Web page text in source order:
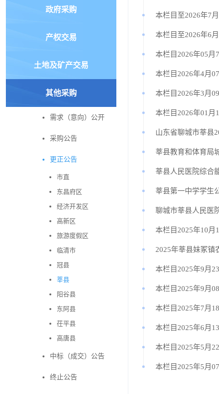
政府采购
产权交易
土地及矿产交易
其他采购
需求（意向）公开
采购公告
更正公告
市直
东昌府区
经济开发区
高新区
旅游度假区
临清市
冠县
莘县
阳谷县
东阿县
茌平县
高唐县
中标（成交）公告
终止公告
本栏目至2026年7
本栏目至2026年6
本栏目2026年05月
本栏目2026年4月
本栏目2026年3月
本栏目2026年01月
山东省聊城市莘县
莘县教育和体育局
莘县人民医院综合
莘县第一中学学生
聊城市莘县人民医
本栏目2025年10月
2025年莘县妹冢镇
本栏目2025年9月
本栏目2025年9月
本栏目2025年7月
本栏目2025年6月
本栏目2025年5月
本栏目2025年5月